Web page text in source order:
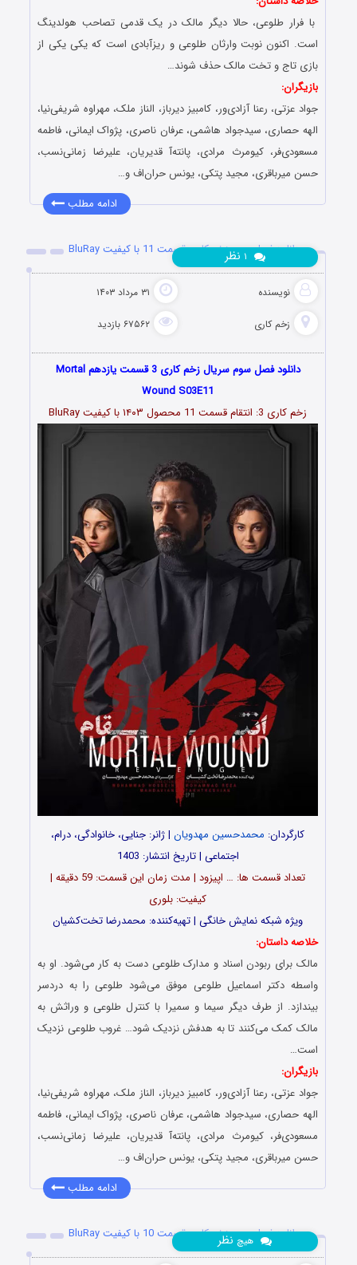
با فرار طلوعی، حالا دیگر مالک در یک قدمی تصاحب هولدینگ
است. اکنون نوبت وارثان طلوعی و ریزآبادی است که یکی یکی از
بازی تاج و تخت مالک حذف شوند…
بازیگران:
جواد عزتی، رعنا آزادی‌ور، کامبیز دیرباز، الناز ملک، مهراوه شریفی‌نیا،
الهه حصاری، سیدجواد هاشمی، عرفان ناصری، پژواک ایمانی، فاطمه
مسعودی‌فر، کیومرث مرادی، پانته‌آ قدیریان، علیرضا زمانی‌نسب،
حسن میرباقری، مجید پتکی، یونس حران‌اف و…
ادامه مطلب
دانلود فصل سوم زخم کاری قسمت 11 با کیفیت BluRay
نویسنده ۳۱ مرداد ۱۴۰۳
زخم کاری ۶۷۵۶۲ بازدید
نظر
دانلود فصل سوم سریال زخم کاری 3 قسمت یازدهم Mortal
Wound S03E11
زخم کاری 3: انتقام قسمت
11 محصول ۱۴۰۳ با کیفیت BluRay
کارگردان: محمدحسین مهدویان | ژانر: جنایی، خانوادگی، درام،
اجتماعی | تاریخ انتشار: 1403
تعداد قسمت‌ ها: … اپیزود | مدت زمان این قسمت: 59 دقیقه |
کیفیت: بلوری
ویژه شبکه نمایش خانگی | تهیه‌کننده: محمدرضا تخت‌کشیان
خلاصه داستان:
مالک برای ربودن اسناد و مدارک طلوعی دست به کار می‌شود. او به
واسطه دکتر اسماعیل طلوعی موفق می‌شود طلوعی را به دردسر
بیندازد. از طرف دیگر سیما و سمیرا با کنترل طلوعی و وراثش به
مالک کمک می‌کنند تا به هدفش نزدیک شود… غروب طلوعی نزدیک
است…
بازیگران:
جواد عزتی، رعنا آزادی‌ور، کامبیز دیرباز، الناز ملک، مهراوه شریفی‌نیا،
الهه حصاری، سیدجواد هاشمی، عرفان ناصری، پژواک ایمانی، فاطمه
مسعودی‌فر، کیومرث مرادی، پانته‌آ قدیریان، علیرضا زمانی‌نسب،
حسن میرباقری، مجید پتکی، یونس حران‌اف و…
ادامه مطلب
دانلود فصل سوم زخم کاری قسمت 10 با کیفیت BluRay
هیچ نظر